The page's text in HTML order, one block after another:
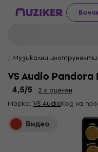
Музикални инструменти
VS Audio
4,5/5
2 x оценен
Марка: VS AudioКод на
Видео